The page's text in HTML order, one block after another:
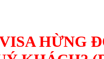
HỪNG